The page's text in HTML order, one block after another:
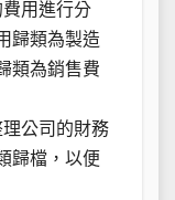
用進行分
歸類為製造
類為銷售費
公司的財務
歸檔，以便